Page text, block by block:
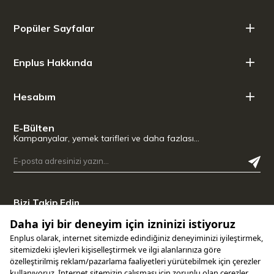
Wüsthof Gourmet şef bıçağı 20 cm, 1025044820
Popüler Sayfalar
Enplus Hakkında
Hesabım
E-Bülten
Kampanyalar, yemek tarifleri ve daha fazlası…
Bizi Takip Edin
Uygulamamızı İndirin